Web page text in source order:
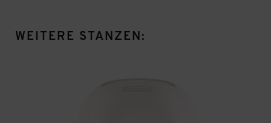
WEITERE STANZEN: